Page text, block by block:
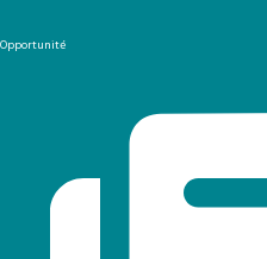
Opportunité